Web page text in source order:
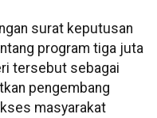
surat keputusan
program tiga juta
tersebut sebagai
pengembang
masyarakat